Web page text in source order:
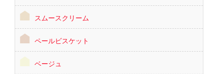
スムースクリーム
ペールビスケット
ベージュ